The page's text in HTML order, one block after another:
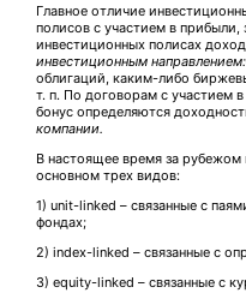
Главное отличие
полисов с участием в прибыли,
инвестиционных полисах
инвестиционным направлением:
облигаций, каким-либо
т. п. По договорам с участием
бонус определяются
компании.
В настоящее время за
основном трех видов:
1) unit-linked – связанные с
фондах;
2) index-linked – связанные с
3) equity-linked – связанные с